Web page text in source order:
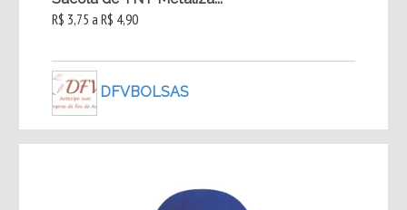
R$ 3,75 a R$ 4,90
DFVBOLSAS